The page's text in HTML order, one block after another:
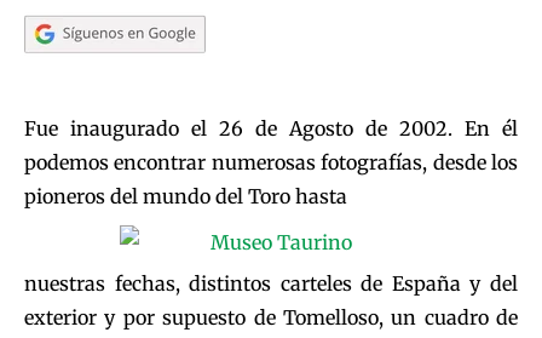
Fue inaugurado el 26 de Agosto de 2002. En él
podemos encontrar numerosas fotografías, desde los
pioneros del mundo del Toro hasta
nuestras fechas, distintos carteles de España y del
exterior y por supuesto de Tomelloso, un cuadro de